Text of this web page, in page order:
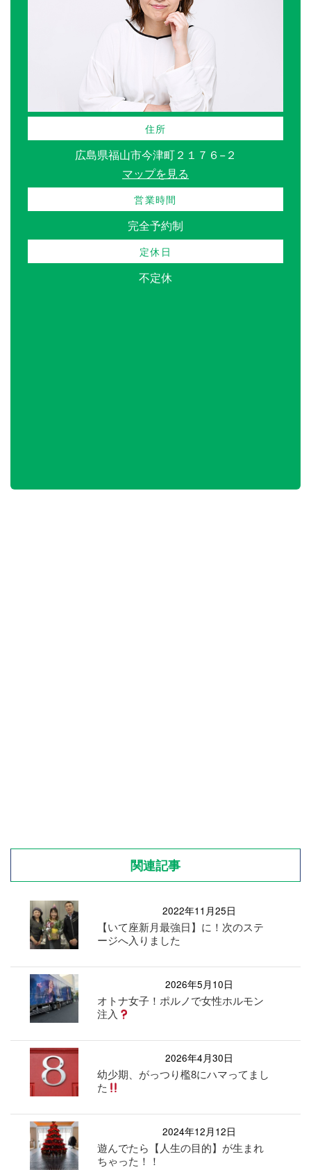
住所
広島県福山市今津町２１７６−２
マップを見る
営業時間
完全予約制
定休日
不定休
関連記事
2022年11月25日
【いて座新月最強日】に！次のステ
ージへ入りました
2026年5月10日
オトナ女子！ポルノで女性ホルモン
注入
2026年4月30日
幼少期、がっつり檻8にハマってまし
た
2024年12月12日
遊んでたら【人生の目的】が生まれ
ちゃった！！